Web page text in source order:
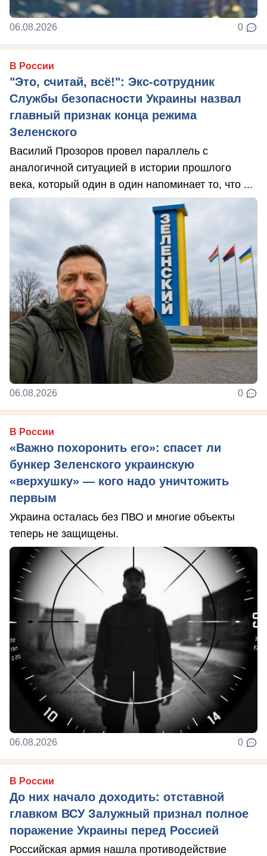
06.08.2026 0
В России
"Это, считай, всё!": Экс-сотрудник
Службы безопасности Украины назвал
главный признак конца режима
Зеленского
Василий Прозоров провел параллель с
аналогичной ситуацией в истории прошлого
века, который один в один напоминает то, что ...
06.08.2026 0
В России
«Важно похоронить его»: спасет ли
бункер Зеленского украинскую
«верхушку» — кого надо уничтожить
первым
Украина осталась без ПВО и многие объекты
теперь не защищены.
06.08.2026 0
В России
До них начало доходить: отставной
главком ВСУ Залужный признал полное
поражение Украины перед Россией
Российская армия нашла противодействие